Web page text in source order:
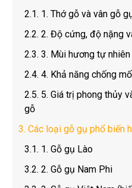
2.1. 1. Thớ gỗ và vân gỗ
2.2. 2. Độ cứng, độ nặng
2.3. 3. Mùi hương tự
2.4. 4. Khả năng chống
2.5. 5. Giá trị phong thủy
gỗ
3. Các loại gỗ gụ phổ biến
3.1. 1. Gỗ gụ Lào
3.2. 2. Gỗ gụ Nam Phi